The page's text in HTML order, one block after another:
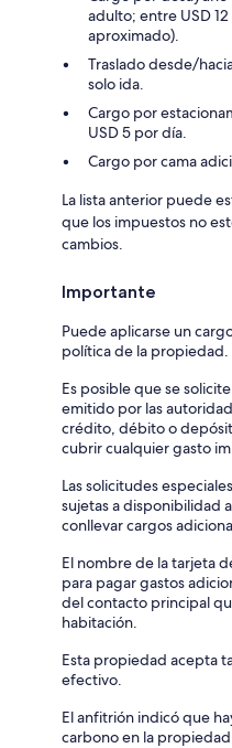
adulto; entre USD
aproximado).
Traslado desde/
solo ida.
Cargo por
USD 5 por día.
Cargo por cama
La lista anterior puede
que los impuestos no
cambios.
Importante
Puede aplicarse un
política de la propiedad.
Es posible que se
emitido por las
crédito, débito o
cubrir cualquier gasto
Las solicitudes
sujetas a disponibilidad
conllevar cargos
El nombre de la tarjeta
para pagar gastos
del contacto principal
habitación.
Esta propiedad acepta
efectivo.
El anfitrión indicó que
carbono en la propiedad